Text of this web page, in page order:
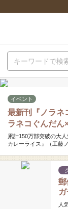
イベント
最新刊『ノラ
ラネコぐんだ
ーン開催中！
累計150万部突破の大
カレーライス』（工藤
郵
人